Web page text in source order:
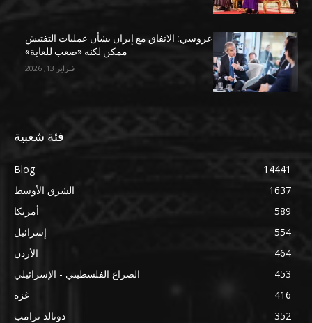
غروسي: الاتفاق مع إيران بشأن عمليات التفتيش
ممكن لكنه «صعب للغاية»
فبراير 13, 2026
فئة شعبية
Blog
14441
الشرق الأوسط
1637
أمريكا
589
إسرائيل
554
الأردن
464
الصراع الفلسطيني - الإسرائيلي
453
غزة
416
دونالد ترامب
352